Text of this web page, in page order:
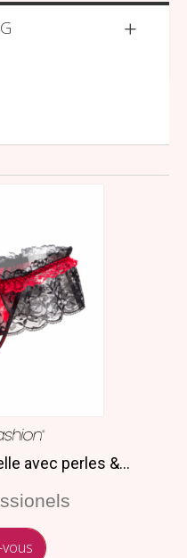
avec perles &...